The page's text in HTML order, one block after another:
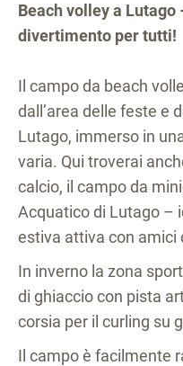
Beach volley a Lutago
divertimento per tutti!
Il campo da beach
dall’area delle feste e
Lutago, immerso in
varia. Qui troverai
calcio, il campo da
Acquatico di Lutago –
estiva attiva con amici
In inverno la zona
di ghiaccio con pista
corsia per il curling su
Il campo è facilmente